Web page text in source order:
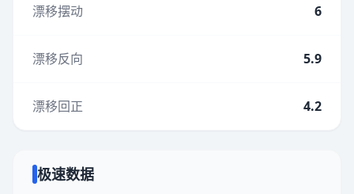
漂移摆动 6
漂移反向 5.9
漂移回正 4.2
极速数据